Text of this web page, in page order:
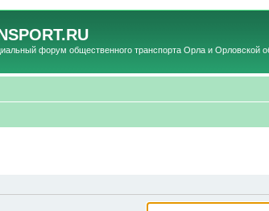
форум общественного транспорта Орла и Орловской